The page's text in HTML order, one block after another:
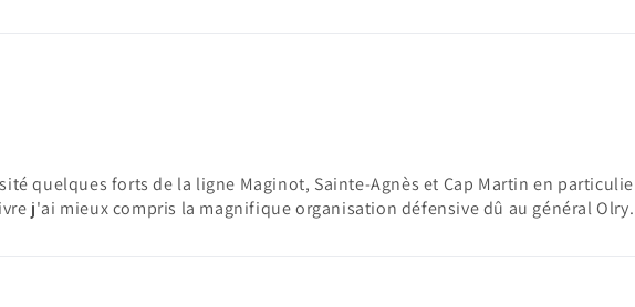
quelques forts de la ligne Maginot, Sainte-Agnès et Cap Martin en
j'ai mieux compris la magnifique organisation défensive dû au général Olry.